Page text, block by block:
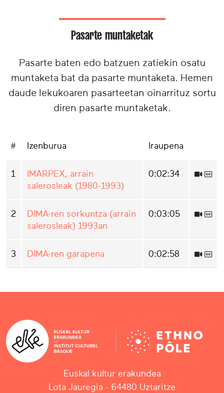
Pasarte muntaketak
Pasarte baten edo batzuen zatiekin osatu
muntaketa bat da pasarte muntaketa. Hemen
daude lekukoaren pasarteetan oinarrituz sortu
diren pasarte muntaketak.
# Izenburua Iraupena
1
IMARPEX, arrain
salerosleak (1980-1993)
0:02:34
2
DIMA-ren sorkuntza (arrain
salerosleak) 1993an
0:03:05
3 DIMA-ren garapena 0:02:58
Euskal kultur erakundea
Lota Jauregia - 64480 Uztaritze